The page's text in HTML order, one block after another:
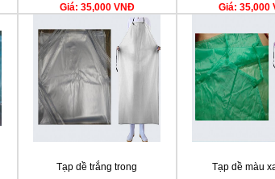
Giá: 35,000 VNĐ Giá: 35,000
Tạp dề trắng trong Tạp dề màu